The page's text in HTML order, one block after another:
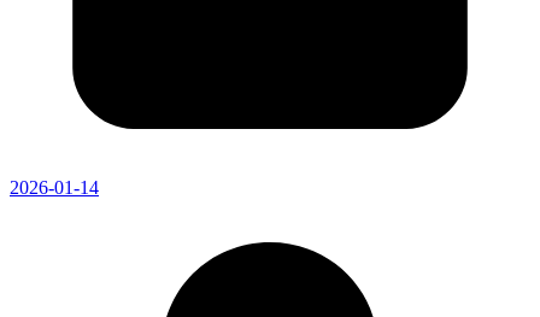
2026-01-14